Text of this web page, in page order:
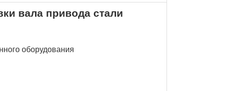
вала привода стали
оборудования